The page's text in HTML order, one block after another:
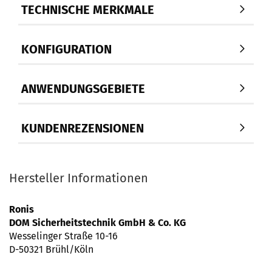
TECHNISCHE MERKMALE
KONFIGURATION
ANWENDUNGSGEBIETE
KUNDENREZENSIONEN
Hersteller Informationen
Ronis
DOM Sicherheitstechnik GmbH & Co. KG
Wesselinger Straße 10-16
D-50321 Brühl/Köln